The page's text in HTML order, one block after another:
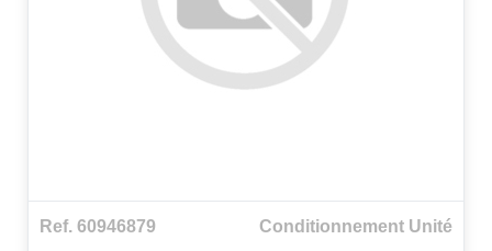
Ref. 60946879 Conditionnement Unité